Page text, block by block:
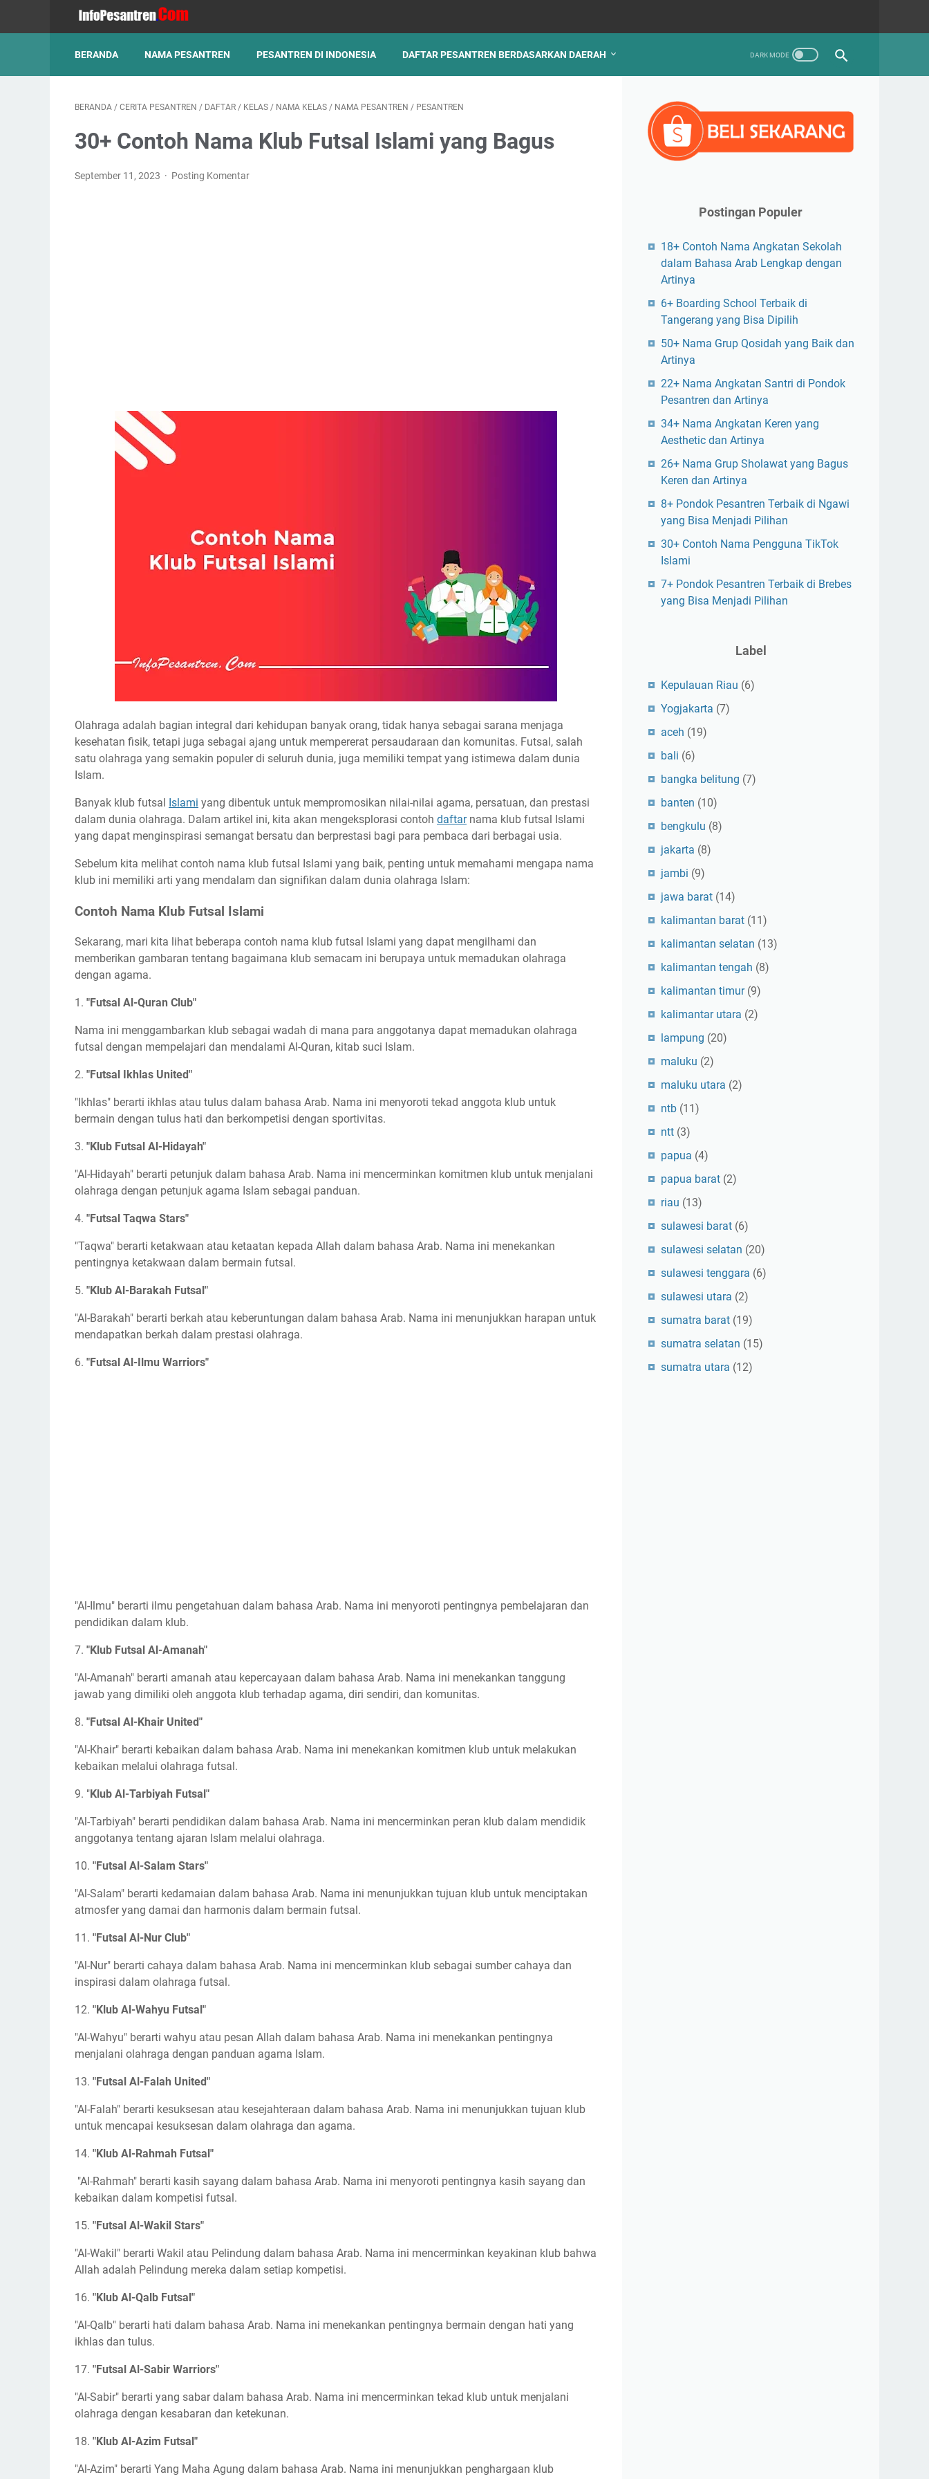
BERANDA NAMA PESANTREN PESANTREN DI INDONESIA DAFTAR PESANTREN BERDASARKAN DAERAH
BERANDA / CERITA PESANTREN / DAFTAR / KELAS / NAMA KELAS / NAMA PESANTREN / PESANTREN
30+ Contoh Nama Klub Futsal Islami yang Bagus
September 11, 2023 Posting Komentar
Olahraga adalah bagian integral dari kehidupan banyak orang, tidak hanya sebagai sarana menjaga
kesehatan fisik, tetapi juga sebagai ajang untuk mempererat persaudaraan dan komunitas. Futsal, salah
satu olahraga yang semakin populer di seluruh dunia, juga memiliki tempat yang istimewa dalam dunia
Islam.
Banyak klub futsal Islami yang dibentuk untuk mempromosikan nilai-nilai agama, persatuan, dan prestasi
dalam dunia olahraga. Dalam artikel ini, kita akan mengeksplorasi contoh daftarnama klub futsal Islami
yang dapat menginspirasi semangat bersatu dan berprestasi bagi para pembaca dari berbagai usia.
Sebelum kita melihat contoh nama klub futsal Islami yang baik, penting untuk memahami mengapa nama
klub ini memiliki arti yang mendalam dan signifikan dalam dunia olahraga Islam:
Contoh Nama Klub Futsal Islami
Sekarang, mari kita lihat beberapa contoh nama klub futsal Islami yang dapat mengilhami dan
memberikan gambaran tentang bagaimana klub semacam ini berupaya untuk memadukan olahraga
dengan agama.
1. "Futsal Al-Quran Club"
Nama ini menggambarkan klub sebagai wadah di mana para anggotanya dapat memadukan olahraga
futsal dengan mempelajari dan mendalami Al-Quran, kitab suci Islam.
2. "Futsal Ikhlas United"
"Ikhlas" berarti ikhlas atau tulus dalam bahasa Arab. Nama ini menyoroti tekad anggota klub untuk
bermain dengan tulus hati dan berkompetisi dengan sportivitas.
3. "Klub Futsal Al-Hidayah"
"Al-Hidayah" berarti petunjuk dalam bahasa Arab. Nama ini mencerminkan komitmen klub untuk menjalani
olahraga dengan petunjuk agama Islam sebagai panduan.
4. "Futsal Taqwa Stars"
"Taqwa" berarti ketakwaan atau ketaatan kepada Allah dalam bahasa Arab. Nama ini menekankan
pentingnya ketakwaan dalam bermain futsal.
5. "Klub Al-Barakah Futsal"
"Al-Barakah" berarti berkah atau keberuntungan dalam bahasa Arab. Nama ini menunjukkan harapan untuk
mendapatkan berkah dalam prestasi olahraga.
6. "Futsal Al-Ilmu Warriors"
"Al-Ilmu" berarti ilmu pengetahuan dalam bahasa Arab. Nama ini menyoroti pentingnya pembelajaran dan
pendidikan dalam klub.
7. "Klub Futsal Al-Amanah"
"Al-Amanah" berarti amanah atau kepercayaan dalam bahasa Arab. Nama ini menekankan tanggung
jawab yang dimiliki oleh anggota klub terhadap agama, diri sendiri, dan komunitas.
8. "Futsal Al-Khair United"
"Al-Khair" berarti kebaikan dalam bahasa Arab. Nama ini menekankan komitmen klub untuk melakukan
kebaikan melalui olahraga futsal.
9. "Klub Al-Tarbiyah Futsal"
"Al-Tarbiyah" berarti pendidikan dalam bahasa Arab. Nama ini mencerminkan peran klub dalam mendidik
anggotanya tentang ajaran Islam melalui olahraga.
10. "Futsal Al-Salam Stars"
"Al-Salam" berarti kedamaian dalam bahasa Arab. Nama ini menunjukkan tujuan klub untuk menciptakan
atmosfer yang damai dan harmonis dalam bermain futsal.
11. "Futsal Al-Nur Club"
"Al-Nur" berarti cahaya dalam bahasa Arab. Nama ini mencerminkan klub sebagai sumber cahaya dan
inspirasi dalam olahraga futsal.
12. "Klub Al-Wahyu Futsal"
"Al-Wahyu" berarti wahyu atau pesan Allah dalam bahasa Arab. Nama ini menekankan pentingnya
menjalani olahraga dengan panduan agama Islam.
13. "Futsal Al-Falah United"
"Al-Falah" berarti kesuksesan atau kesejahteraan dalam bahasa Arab. Nama ini menunjukkan tujuan klub
untuk mencapai kesuksesan dalam olahraga dan agama.
14. "Klub Al-Rahmah Futsal"
"Al-Rahmah" berarti kasih sayang dalam bahasa Arab. Nama ini menyoroti pentingnya kasih sayang dan
kebaikan dalam kompetisi futsal.
15. "Futsal Al-Wakil Stars"
"Al-Wakil" berarti Wakil atau Pelindung dalam bahasa Arab. Nama ini mencerminkan keyakinan klub bahwa
Allah adalah Pelindung mereka dalam setiap kompetisi.
16. "Klub Al-Qalb Futsal"
"Al-Qalb" berarti hati dalam bahasa Arab. Nama ini menekankan pentingnya bermain dengan hati yang
ikhlas dan tulus.
17. "Futsal Al-Sabir Warriors"
"Al-Sabir" berarti yang sabar dalam bahasa Arab. Nama ini mencerminkan tekad klub untuk menjalani
olahraga dengan kesabaran dan ketekunan.
18. "Klub Al-Azim Futsal"
"Al-Azim" berarti Yang Maha Agung dalam bahasa Arab. Nama ini menunjukkan penghargaan klub
Postingan Populer
18+ Contoh Nama Angkatan Sekolah
dalam Bahasa Arab Lengkap dengan
Artinya
6+ Boarding School Terbaik di
Tangerang yang Bisa Dipilih
50+ Nama Grup Qosidah yang Baik dan
Artinya
22+ Nama Angkatan Santri di Pondok
Pesantren dan Artinya
34+ Nama Angkatan Keren yang
Aesthetic dan Artinya
26+ Nama Grup Sholawat yang Bagus
Keren dan Artinya
8+ Pondok Pesantren Terbaik di Ngawi
yang Bisa Menjadi Pilihan
30+ Contoh Nama Pengguna TikTok
Islami
7+ Pondok Pesantren Terbaik di Brebes
yang Bisa Menjadi Pilihan
Label
Kepulauan Riau (6)
Yogjakarta (7)
aceh (19)
bali (6)
bangka belitung (7)
banten (10)
bengkulu (8)
jakarta (8)
jambi (9)
jawa barat (14)
kalimantan barat (11)
kalimantan selatan (13)
kalimantan tengah (8)
kalimantan timur (9)
kalimantar utara (2)
lampung (20)
maluku (2)
maluku utara (2)
ntb (11)
ntt (3)
papua (4)
papua barat (2)
riau (13)
sulawesi barat (6)
sulawesi selatan (20)
sulawesi tenggara (6)
sulawesi utara (2)
sumatra barat (19)
sumatra selatan (15)
sumatra utara (12)